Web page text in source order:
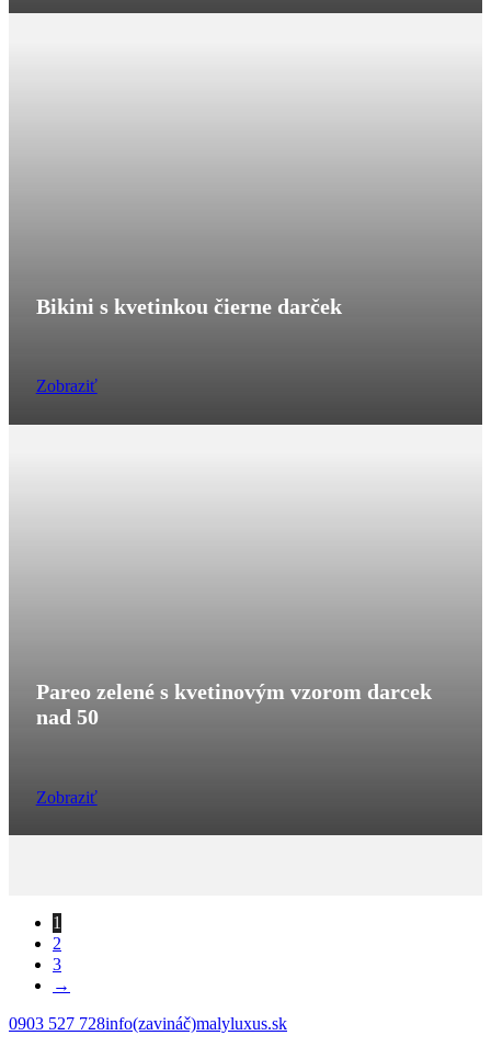
Bikini s kvetinkou čierne darček
Zobraziť
Pareo zelené s kvetinovým vzorom darcek
nad 50
Zobraziť
1
2
3
→
0903 527 728info(zavináč)malyluxus.sk